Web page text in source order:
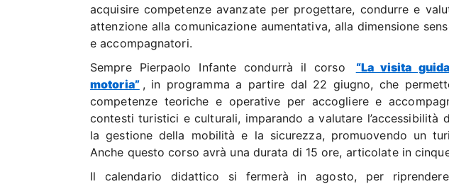
acquisire competenze avanzate per progettare, condurre e
attenzione alla comunicazione aumentativa, alla dimensione
e accompagnatori.
Sempre Pierpaolo Infante condurrà il corso
“La visita
motoria” , in programma a partire dal 22 giugno, che
competenze teoriche e operative per accogliere e
contesti turistici e culturali, imparando a valutare l’accessibilità
la gestione della mobilità e la sicurezza, promuovendo un
Anche questo corso avrà una durata di 15 ore, articolate in
Il calendario didattico si fermerà in agosto, per